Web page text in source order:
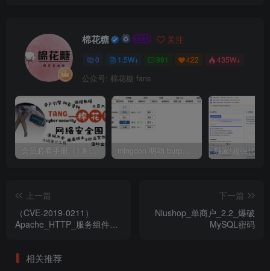
棉花糖 关注
0 1.5W+ 991 422 435W+
公众号: 棉花糖 fans
会员必看手册（1.9.0版本 26.4.5更新） mingdon 明动 burp插件0.2.6版本 本地时间校验去除版
上一篇
（CVE-2019-0211）
Apache_HTTP_服务组件提
下一篇
Niushop_单商户_2.2_爆破
MySQL密码
相关推荐